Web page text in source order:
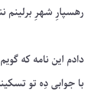
رهسپارِ شهرِ برلینم
دادم این نامه که
با جوابی دِه تو